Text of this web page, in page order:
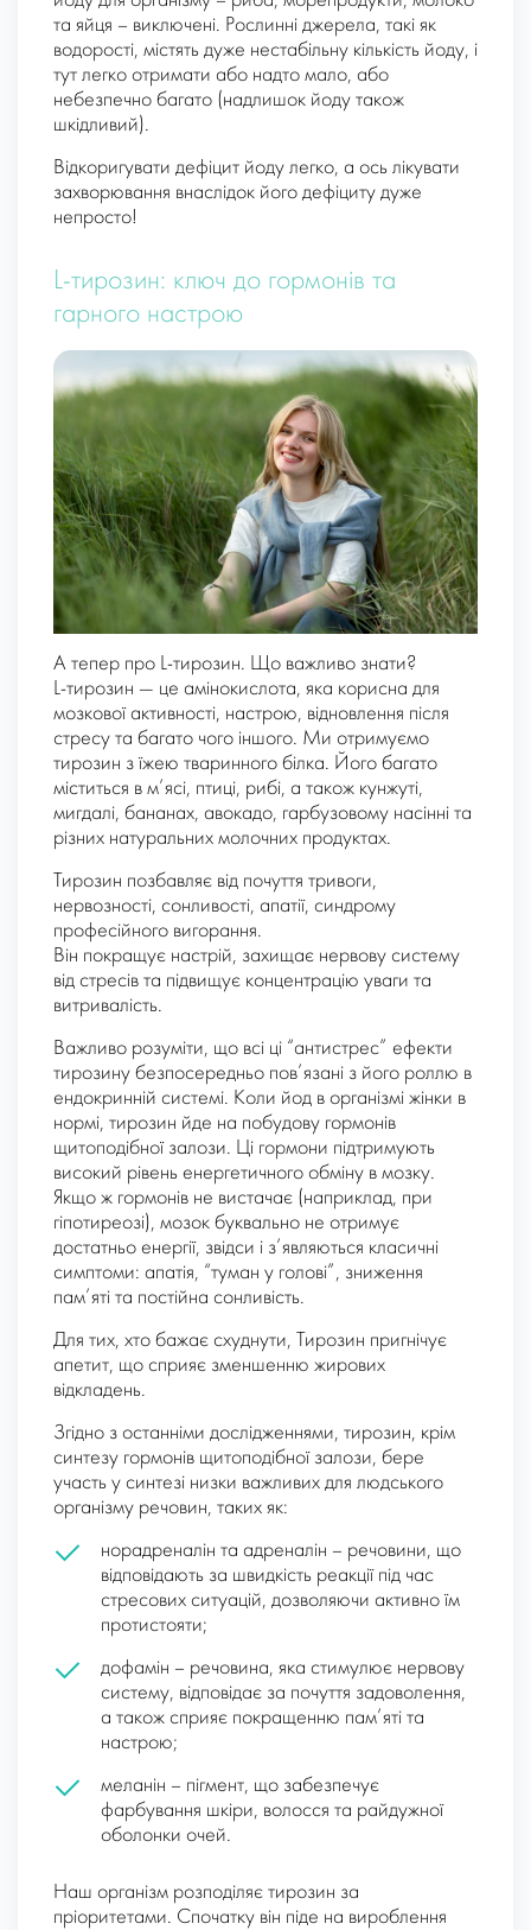
та яйця – виключені. Рослинні джерела, такі як
водорості, містять дуже нестабільну кількість йоду, і
тут легко отримати або надто мало, або
небезпечно багато (надлишок йоду також
шкідливий).
Відкоригувати дефіцит йоду легко, а ось лікувати
захворювання внаслідок його дефіциту дуже
непросто!
L-тирозин: ключ до гормонів та
гарного настрою
А тепер про L-тирозин. Що важливо знати?
L-тирозин — це амінокислота, яка корисна для
мозкової активності, настрою, відновлення після
стресу та багато чого іншого. Ми отримуємо
тирозин з їжею тваринного білка. Його багато
міститься в м’ясі, птиці, рибі, а також кунжуті,
мигдалі, бананах, авокадо, гарбузовому насінні та
різних натуральних молочних продуктах.
Тирозин позбавляє від почуття тривоги,
нервозності, сонливості, апатії, синдрому
професійного вигорання.
Він покращує настрій, захищає нервову систему
від стресів та підвищує концентрацію уваги та
витривалість.
Важливо розуміти, що всі ці “антистрес” ефекти
тирозину безпосередньо пов’язані з його роллю в
ендокринній системі. Коли йод в організмі жінки в
нормі, тирозин йде на побудову гормонів
щитоподібної залози. Ці гормони підтримують
високий рівень енергетичного обміну в мозку.
Якщо ж гормонів не вистачає (наприклад, при
гіпотиреозі), мозок буквально не отримує
достатньо енергії, звідси і з’являються класичні
симптоми: апатія, “туман у голові”, зниження
пам’яті та постійна сонливість.
Для тих, хто бажає схуднути, Тирозин пригнічує
апетит, що сприяє зменшенню жирових
відкладень.
Згідно з останніми дослідженнями, тирозин, крім
синтезу гормонів щитоподібної залози, бере
участь у синтезі низки важливих для людського
організму речовин, таких як:
норадреналін та адреналін – речовини, що
відповідають за швидкість реакції під час
стресових ситуацій, дозволяючи активно їм
протистояти;
дофамін – речовина, яка стимулює нервову
систему, відповідає за почуття задоволення,
а також сприяє покращенню пам’яті та
настрою;
меланін – пігмент, що забезпечує
фарбування шкіри, волосся та райдужної
оболонки очей.
Наш організм розподіляє тирозин за
пріоритетами. Спочатку він піде на вироблення